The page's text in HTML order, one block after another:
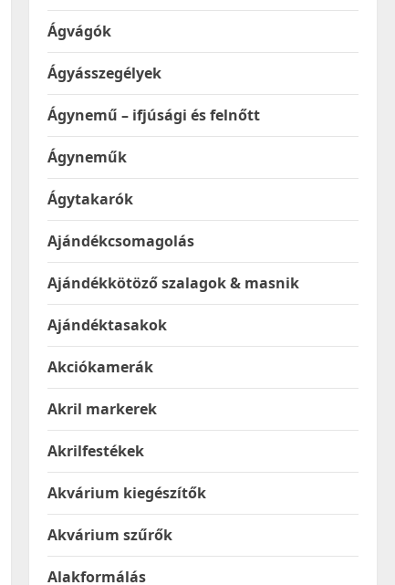
Ágvágók
Ágyásszegélyek
Ágynemű – ifjúsági és felnőtt
Ágyneműk
Ágytakarók
Ajándékcsomagolás
Ajándékkötöző szalagok & masnik
Ajándéktasakok
Akciókamerák
Akril markerek
Akrilfestékek
Akvárium kiegészítők
Akvárium szűrők
Alakformálás